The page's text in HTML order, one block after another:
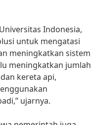
Indonesia,
untuk mengatasi
meningkatkan sistem
meningkatkan jumlah
kereta api,
ujarnya.